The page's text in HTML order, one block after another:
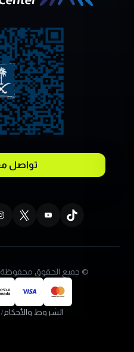
تواصل
© جميع الحقوق محفوظة
الشروط والأحكام/